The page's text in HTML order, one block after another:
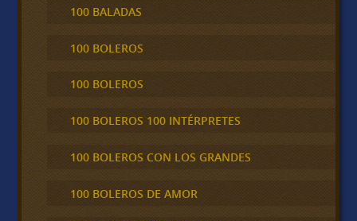
100 BALADAS
100 BOLEROS
100 BOLEROS
100 BOLEROS 100 INTÉRPRETES
100 BOLEROS CON LOS GRANDES
100 BOLEROS DE AMOR